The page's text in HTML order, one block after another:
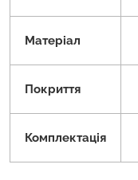
Матеріал
Покриття
Комплектація